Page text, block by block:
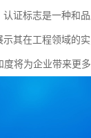
证标志是一种和
其在工程领域的
将为企业带来更